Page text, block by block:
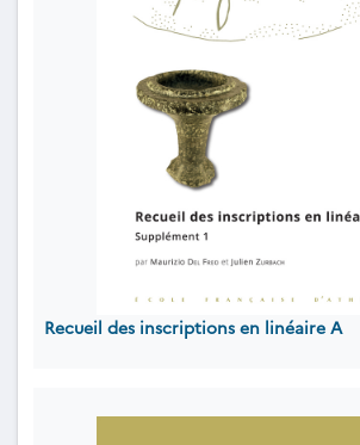
Recueil des inscriptions en linéaire A